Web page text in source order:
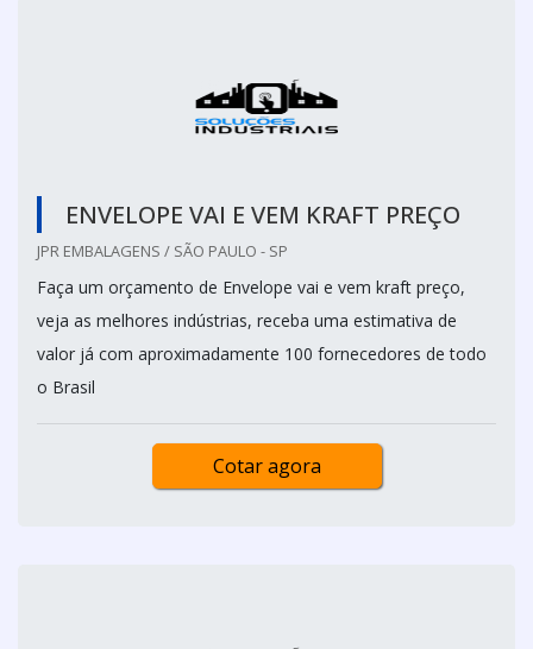
ENVELOPE VAI E VEM KRAFT PREÇO
JPR EMBALAGENS / SÃO PAULO - SP
Faça um orçamento de Envelope vai e vem kraft preço,
veja as melhores indústrias, receba uma estimativa de
valor já com aproximadamente 100 fornecedores de todo
o Brasil
Cotar agora